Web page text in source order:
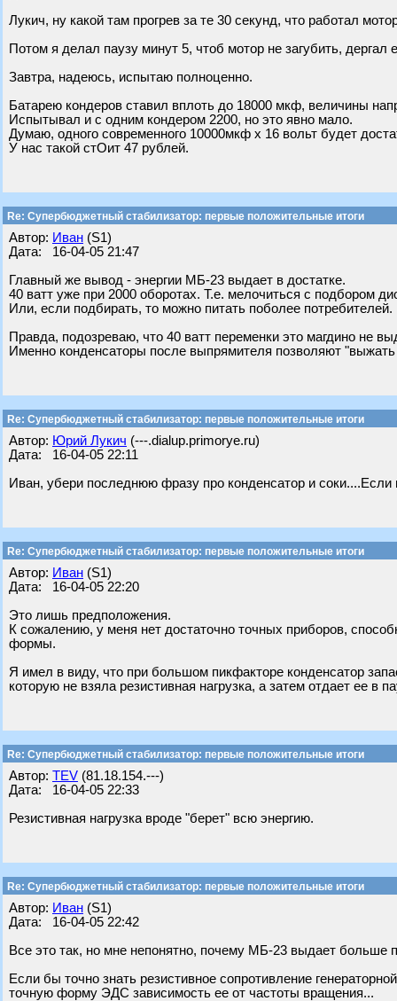
Лукич, ну какой там прогрев за те 30 секунд, что работал
Потом я делал паузу минут 5, чтоб мотор не загубить, дергал
Завтра, надеюсь, испытаю полноценно.
Батарею кондеров ставил вплоть до 18000 мкф, величины
Испытывал и с одним кондером 2200, но это явно мало.
Думаю, одного современного 10000мкф х 16 вольт будет
У нас такой стОит 47 рублей.
Re: Супербюджетный стабилизатор: первые положительные итоги
Автор: Иван (S1)
Дата: 16-04-05 21:47
Главный же вывод - энергии МБ-23 выдает в достатке.
40 ватт уже при 2000 оборотах. Т.е. мелочиться с подбором
Или, если подбирать, то можно питать поболее потребителей.
Правда, подозреваю, что 40 ватт переменки это магдино не
Именно конденсаторы после выпрямителя позволяют "выжать
Re: Супербюджетный стабилизатор: первые положительные итоги
Автор: Юрий Лукич (---.dialup.primorye.ru)
Дата: 16-04-05 22:11
Иван, убери последнюю фразу про конденсатор и соки....Если
Re: Супербюджетный стабилизатор: первые положительные итоги
Автор: Иван (S1)
Дата: 16-04-05 22:20
Это лишь предположения.
К сожалению, у меня нет достаточно точных приборов,
формы.
Я имел в виду, что при большом пикфакторе конденсатор
которую не взяла резистивная нагрузка, а затем отдает ее в
Re: Супербюджетный стабилизатор: первые положительные итоги
Автор: TEV (81.18.154.---)
Дата: 16-04-05 22:33
Резистивная нагрузка вроде "берет" всю энергию.
Re: Супербюджетный стабилизатор: первые положительные итоги
Автор: Иван (S1)
Дата: 16-04-05 22:42
Все это так, но мне непонятно, почему МБ-23 выдает больше
Если бы точно знать резистивное сопротивление
точную форму ЭДС зависимость ее от частоты вращения...